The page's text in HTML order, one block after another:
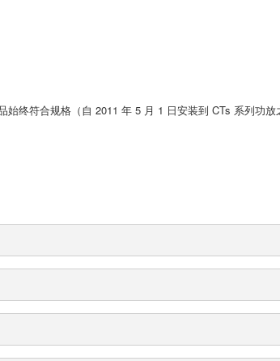
终符合规格（自 2011 年 5 月 1 日安装到 CTs 系列功放